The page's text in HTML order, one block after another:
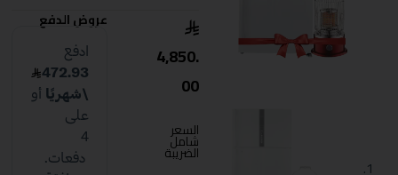
4,850.
00
السعر
شامل
الضريبة
عروض الدفع